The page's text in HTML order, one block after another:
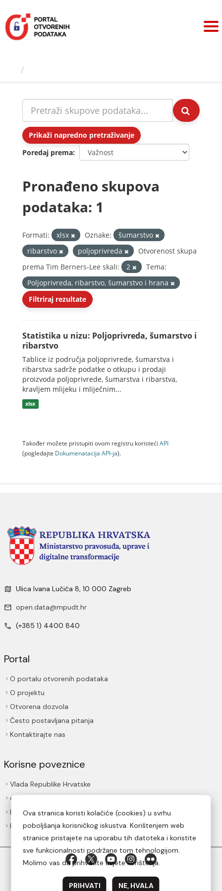
sadržaj
Prikaži napredno pretraživanje
Poredaj prema
Pronađeno skupova
podataka: 1
Formati: xlsx Oznake:
šumarstvo
ribarstvo
poljoprivreda
Otvorenost skupa
prema Tim Berners-Lee skali:
2
Tema:
Poljoprivreda, ribarstvo, šumarstvo i hrana
Filtriraj rezultate
Statistika u nizu: Poljoprivreda, šumarstvo i
ribarstvo
Tablice iz područja poljoprivrede, šumarstva i
ribarstva sadrže podatke o otkupu i prodaji
proizvoda poljoprivrede, šumarstva i ribarstva,
kravljem mlijeku i mliječnim...
xlsx
Također možete pristupiti ovom registru koristeći API
(pogledajte Dokumenаtаcijа API-jа).